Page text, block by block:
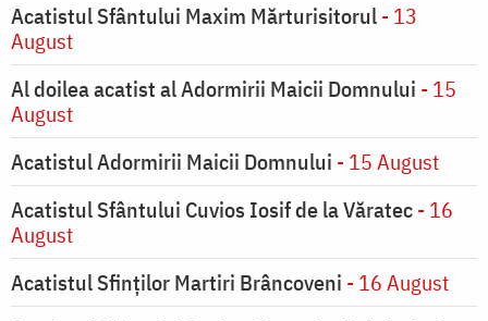
Acatistul Sfântului Maxim Mărturisitorul- 13
August
Al doilea acatist al Adormirii Maicii Domnului - 15
August
Acatistul Adormirii Maicii Domnului - 15 August
Acatistul Sfântului Cuvios Iosif de la Văratec- 16
August
Acatistul Sfinților Martiri Brâncoveni - 16 August